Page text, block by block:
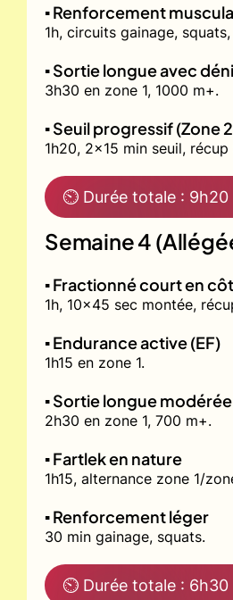
▪️ Renforcement
1h, circuits gainage,
▪️ Sortie longue avec
3h30 en zone 1, 1000 m+.
▪️ Seuil progressif (Zone
1h20, 2x15 min seuil, récup
⏲ Durée totale : 9h20
Semaine 4
▪️ Fractionné court en
1h, 10x45 sec montée,
▪️ Endurance active (EF)
1h15 en zone 1.
▪️ Sortie longue modérée
2h30 en zone 1, 700 m+.
▪️ Fartlek en nature
1h15, alternance zone 1/
▪️ Renforcement léger
30 min gainage, squats.
⏲ Durée totale : 6h30